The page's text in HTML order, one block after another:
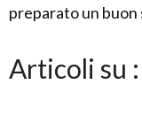
preparato un buon
Articoli su